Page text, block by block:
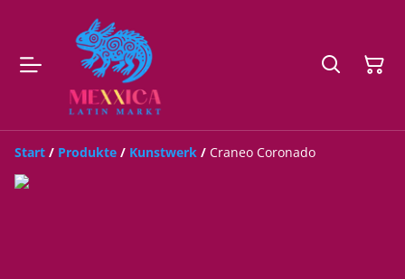
Start / Produkte / Kunstwerk / Craneo Coronado